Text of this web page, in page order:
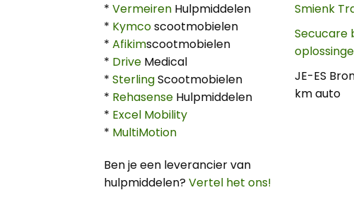
* Vermeiren Hulpmiddelen
* Kymcoscootmobielen
* Afikimscootmobielen
* Drive Medical
* SterlingScootmobielen
* Rehasense Hulpmiddelen
* Excel Mobility
* MultiMotion
Ben je een leverancier van
hulpmiddelen?Vertel het ons!
Smienk
Secucare
JE-ES
km auto